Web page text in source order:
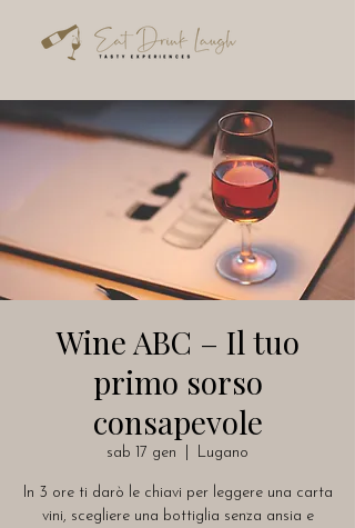
Wine ABC – Il tuo
primo sorso
consapevole
sab 17 gen Lugano
In 3 ore ti darò le chiavi per leggere una carta
vini, scegliere una bottiglia senza ansia e